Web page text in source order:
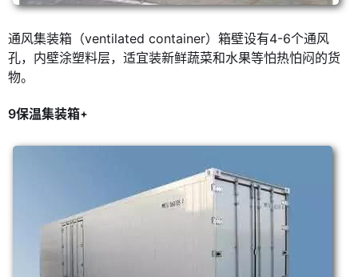
通风集装箱（ventilated container）箱壁设有4-6个通风
孔，内壁涂塑料层，适宜装新鲜蔬菜和水果等怕热怕闷的货
物。
9保温集装箱